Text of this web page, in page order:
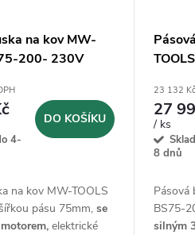
na kov MW-
200- 230V
4-
DO KOŠÍKU
na kov MW-TOOLS
pásu 75mm, se
elektrické
23 132
27
/ ks
8 dnů
Pásová
BS75-
silným